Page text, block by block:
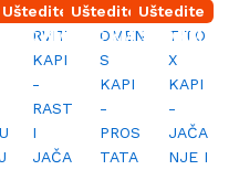
Uštedite
6,00KM
Uštedite
7,00 KM
Uštedite
9,00 KM